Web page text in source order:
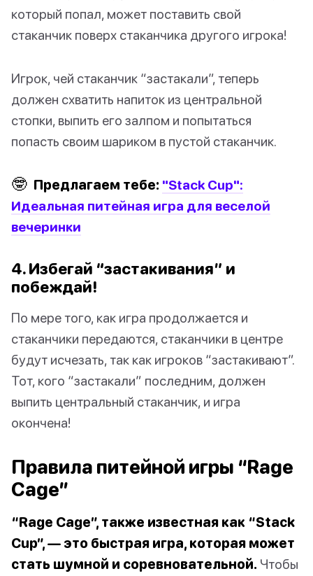
который попал, может поставить свой
стаканчик поверх стаканчика другого игрока!
Игрок, чей стаканчик “застакали”, теперь
должен схватить напиток из центральной
стопки, выпить его залпом и попытаться
попасть своим шариком в пустой стаканчик.
🤓 Предлагаем тебе: "Stack Cup":
Идеальная питейная игра для веселой
вечеринки
4. Избегай “застакивания” и
побеждай!
По мере того, как игра продолжается и
стаканчики передаются, стаканчики в центре
будут исчезать, так как игроков “застакивают”.
Тот, кого “застакали” последним, должен
выпить центральный стаканчик, и игра
окончена!
Правила питейной игры “Rage
Cage”
“Rage Cage”, также известная как “Stack
Cup”, — это быстрая игра, которая может
стать шумной и соревновательной. Чтобы